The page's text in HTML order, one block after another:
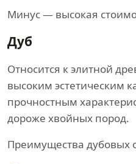
Минус — высокая
Дуб
Относится к элитной
высоким эстетическим
прочностным
дороже хвойных пород.
Преимущества дубовых